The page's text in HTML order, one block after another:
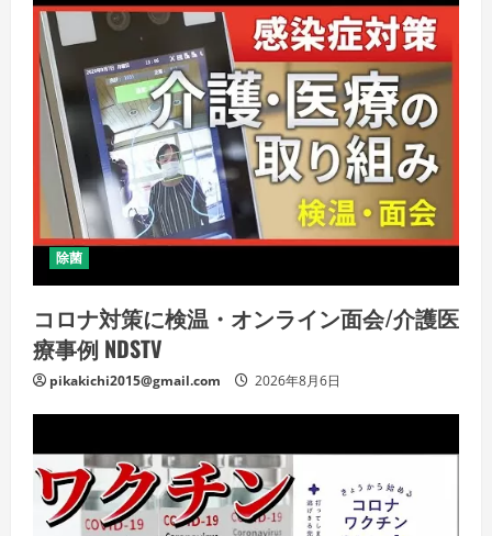
除菌
コロナ対策に検温・オンライン面会/介護医
療事例 NDSTV
pikakichi2015@gmail.com 2026年8月6日